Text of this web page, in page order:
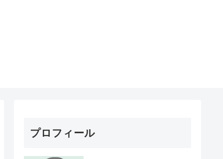
プロフィール